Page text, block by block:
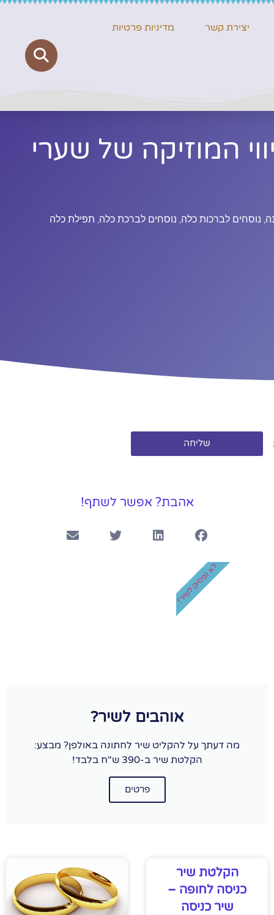
יצירת קשר מדיניות פרטיות
המוזיקה של שערי
, נוסחים לברכות כלה, נוסחים לברכת כלה, תפילת כלה
שליחה
אהבת? אפשר לשתף!
אוהבים לשיר?
מה דעתך על להקליט שיר לחתונה באולפן? מבצע:
הקלטת שיר ב-390 ש"ח בלבד!
פרטים
לא נפסיק לשיר!
הקלטת שיר
כניסה לחופה –
שיר כניסה